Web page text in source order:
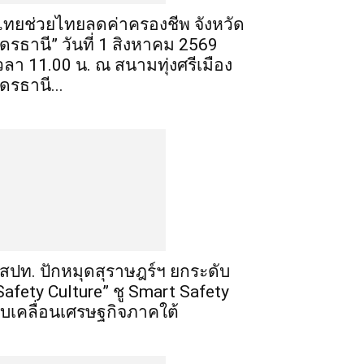
ทยช่วยไทยลดค่าครองชีพ จังหวัด
รธานี” วันที่ 1 สิงหาคม 2569
ลา 11.00 น. ณ สนามทุ่งศรีเมือง
รธานี...
ปท. ปักหมุดสุราษฎร์ฯ ยกระดับ
Culture” ชู Smart Safety
เคลื่อนเศรษฐกิจภาคใต้